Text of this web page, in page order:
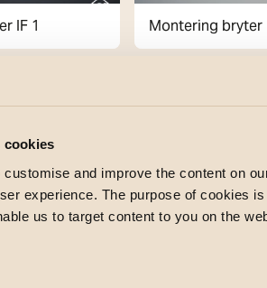
cookies
and improve the content on
experience. The purpose of cookies
us to target content to you on the
IF 1 Montering bryter
1:22